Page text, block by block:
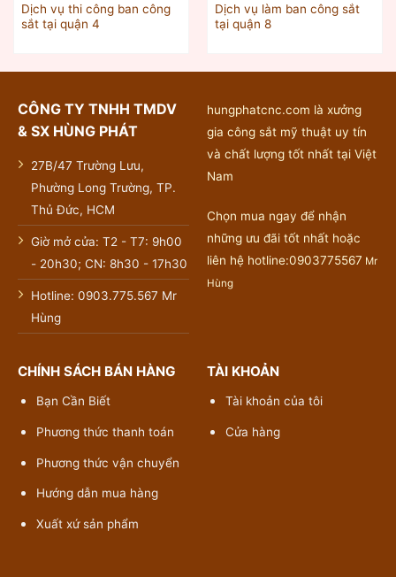
Dịch vụ thi công ban công
sắt tại quận 4
Dịch vụ làm ban công sắt
tại quận 8
CÔNG TY TNHH TMDV
& SX HÙNG PHÁT
27B/47 Trường Lưu,
Phường Long Trường, TP.
Thủ Đức, HCM
Giờ mở cửa: T2 - T7: 9h00
- 20h30; CN: 8h30 - 17h30
Hotline: 0903.775.567 Mr
Hùng
hungphatcnc.com là xưởng
gia công sắt mỹ thuật uy tín
và chất lượng tốt nhất tại Việt
Nam
Chọn mua ngay để nhận
những ưu đãi tốt nhất hoặc
liên hệ hotline:0903775567 Mr
Hùng
CHÍNH SÁCH BÁN HÀNG
Bạn Cần Biết
Phương thức thanh toán
Phương thức vận chuyển
Hướng dẫn mua hàng
Xuất xứ sản phẩm
TÀI KHOẢN
Tài khoản của tôi
Cửa hàng